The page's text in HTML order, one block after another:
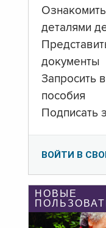
деталями
документы
Запросить
пособия
Подписать
ВОЙТИ В
НОВЫЕ